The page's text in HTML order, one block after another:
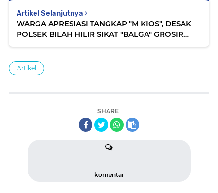
Artikel Selanjutnya
WARGA APRESIASI TANGKAP "M KIOS", DESAK
POLSEK BILAH HILIR SIKAT "BALGA" GROSIR
Artikel
SHARE
komentar